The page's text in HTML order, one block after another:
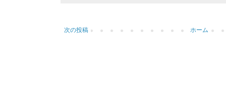
次の投稿 ホーム